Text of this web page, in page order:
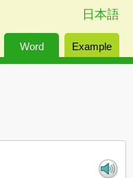
日本語
Word Example